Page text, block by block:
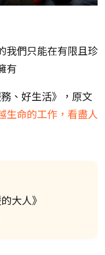
我們只能在有限且珍
有
、好生活》，原文
生命的工作，看盡人
大人》